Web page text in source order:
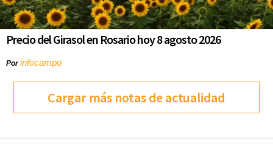
Precio del Girasol en Rosario hoy 8 agosto 2026
Porinfocampo
Cargar más notas de actualidad